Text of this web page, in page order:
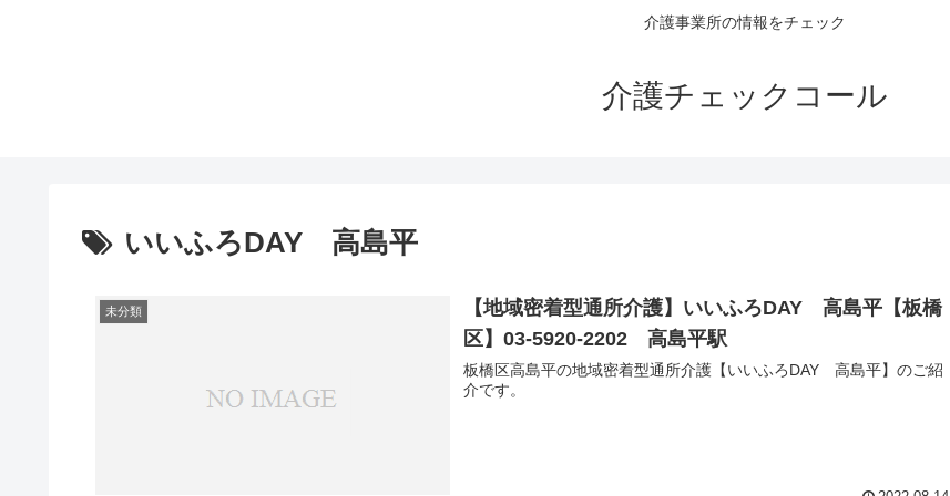
介護事業所の情報をチェック
介護チェックコール
いいふろDAY 高島平
未分類
【地域密着型通所介護】いいふろDAY 高島平【板橋
区】03-5920-2202 高島平駅
板橋区高島平の地域密着型通所介護【いいふろDAY 高島平】のご紹
介です。